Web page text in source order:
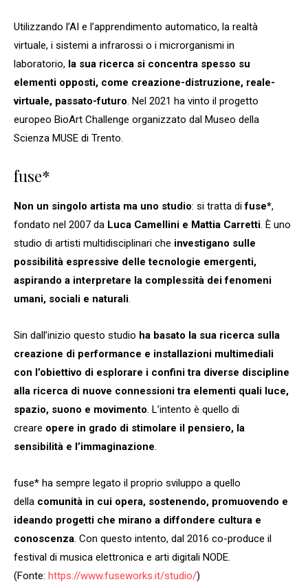
Utilizzando l’AI e l’apprendimento automatico, la realtà
virtuale, i sistemi a infrarossi o i microrganismi in
laboratorio, la sua ricerca si concentra spesso su
elementi opposti, come creazione-distruzione, reale-
virtuale, passato-futuro. Nel 2021 ha vinto il progetto
europeo BioArt Challenge organizzato dal Museo della
Scienza MUSE di Trento.
fuse*
Non un singolo artista ma uno studio: si tratta difuse*,
fondato nel 2007 da Luca Camellini e Mattia Carretti. È uno
studio di artisti multidisciplinari che investigano sulle
possibilità espressive delle tecnologie emergenti,
aspirando a interpretare la complessità dei fenomeni
umani, sociali e naturali.
Sin dall’inizio questo studio ha basato la sua ricerca sulla
creazione di performance e installazioni multimediali
con l’obiettivo di esplorare i confini tra diverse discipline
alla ricerca di nuove connessioni tra elementi quali luce,
spazio, suono e movimento. L’intento è quello di
creare opere in grado di stimolare il pensiero, la
sensibilità e l’immaginazione.
fuse* ha sempre legato il proprio sviluppo a quello
della comunità in cui opera, sostenendo, promuovendo e
ideando progetti che mirano a diffondere cultura e
conoscenza. Con questo intento, dal 2016 co-produce il
festival di musica elettronica e arti digitali NODE.
(Fonte: https://www.fuseworks.it/studio/)